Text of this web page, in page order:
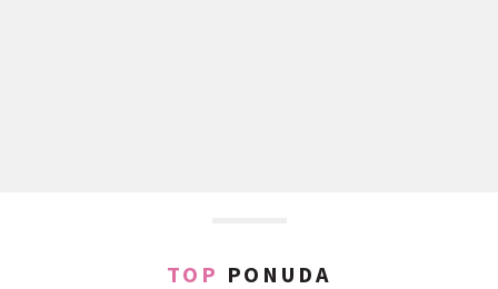
TOP PONUDA